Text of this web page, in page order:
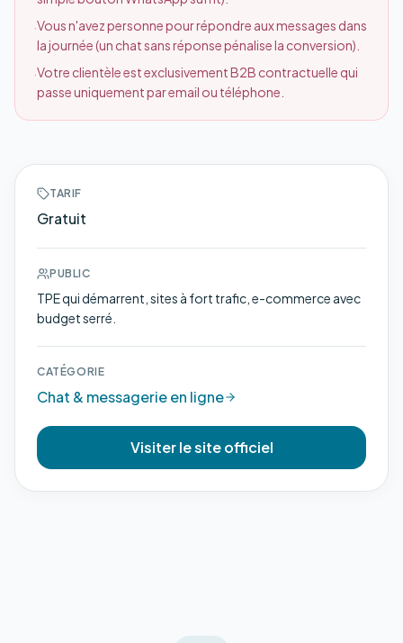
·Vous n'avez personne pour répondre aux messages dans
la journée (un chat sans réponse pénalise la conversion).
·Votre clientèle est exclusivement B2B contractuelle qui
passe uniquement par email ou téléphone.
TARIF
Gratuit
PUBLIC
TPE qui démarrent, sites à fort trafic, e-commerce avec
budget serré.
CATÉGORIE
Chat & messagerie en ligne
Visiter le site officiel